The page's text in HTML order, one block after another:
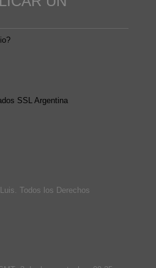
SSL Argentina
Todos los Derechos